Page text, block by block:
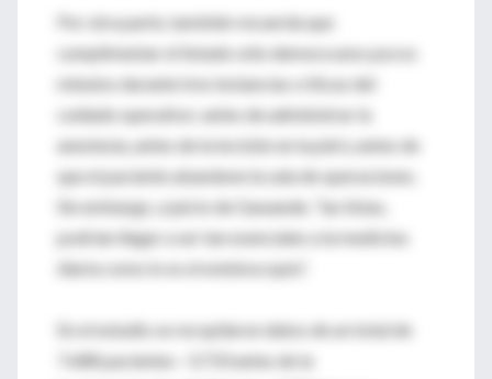
Por otra parte, también recuerda que
cumplimentar el listado sólo demora unos pocos
minutos durante tres instancias críticas del
cuidado operativo: antes de administrar la
anestesia, antes de la incisión en la piel y antes de
que el paciente abandone la sala de operaciones.
Sin embargo, a juicio de Gawande, “las listas,
podrían llegar a ser tan esenciales a la medicina
diaria como lo es el estetoscopio”.
En el estudio se recopilaron datos de un total de
7.688 pacientes –3.733 antes de la